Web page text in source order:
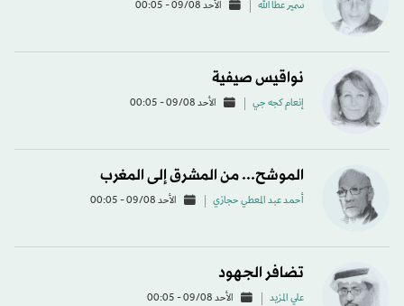
سمير عطا الله الأحد 09/08 - 00:05
نواقيس صيفية
إنعام كجه جي الأحد 09/08 - 00:05
الموشح... من المشرق إلى المغرب
أحمد عبد المعطي حجازي الأحد 09/08 - 00:05
تضافر الجهود
علي المزيد الأحد 09/08 - 00:05